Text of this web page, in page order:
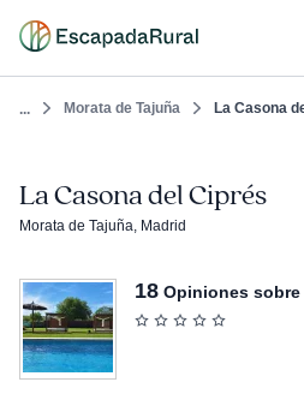
... Morata de Tajuña La Casona
La Casona del Ciprés
Morata de Tajuña, Madrid
18 Opiniones sobre